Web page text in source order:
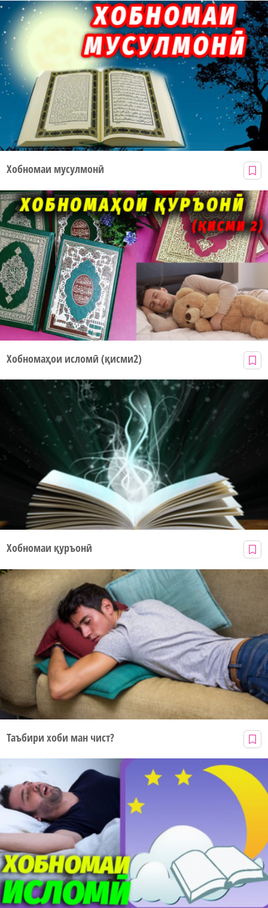
Хобномаи мусулмонӣ
Хобномаҳои исломӣ (қисми2)
Хобномаи қуръонӣ
Таъбири хоби ман чист?